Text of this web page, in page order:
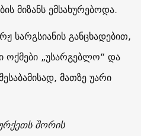
მიზანს ემსახურებოდა.
სარგსიანის განცხადებით,
„უსარგებლო“ და
მათზე უარი
შორის